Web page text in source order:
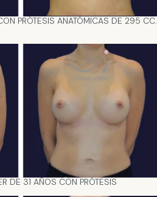
PRÓTESIS ANATÓMICAS DE 295 CC.
DE 31 AÑOS CON PRÓTESIS